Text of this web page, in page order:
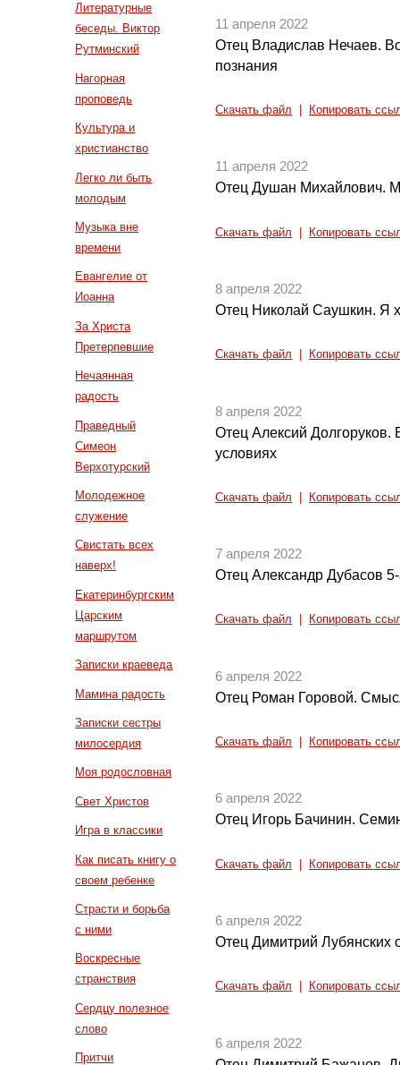
Литературные
беседы. Виктор
Рутминский
Нагорная
проповедь
Культура и
христианство
Легко ли быть
молодым
Музыка вне
времени
Евангелие от
Иоанна
За Христа
Претерпевшие
Нечаянная
радость
Праведный
Симеон
Верхотурский
Молодежное
служение
Свистать всех
наверх!
Екатеринбургским
Царским
маршрутом
Записки краеведа
Мамина радость
Записки сестры
милосердия
Моя родословная
Свет Христов
Игра в классики
Как писать книгу о
своем ребенке
Страсти и борьба
с ними
Воскресные
странствия
Сердцу полезное
слово
Притчи
11 апреля 2022
Отец Владислав Нечаев.
познания
Скачать файл Копировать
11 апреля 2022
Отец Душан Михайлович.
Скачать файл Копировать
8 апреля 2022
Отец Николай Саушкин. Я
Скачать файл Копировать
8 апреля 2022
Отец Алексий
условиях
Скачать файл Копировать
7 апреля 2022
Отец Александр Дубасов
Скачать файл Копировать
6 апреля 2022
Отец Роман Горовой.
Скачать файл Копировать
6 апреля 2022
Отец Игорь Бачинин.
Скачать файл Копировать
6 апреля 2022
Отец Димитрий Лубянских
Скачать файл Копировать
6 апреля 2022